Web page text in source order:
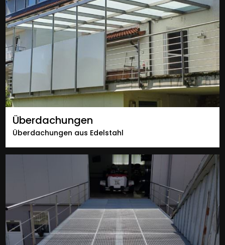
Überdachungen
Überdachungen aus Edelstahl